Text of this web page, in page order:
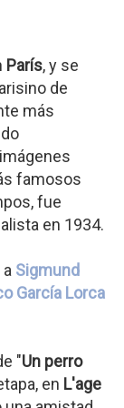
París, y se
de
más
famosos
fue
en 1934.
Sigmund
García Lorca
"Un perro
en L'age